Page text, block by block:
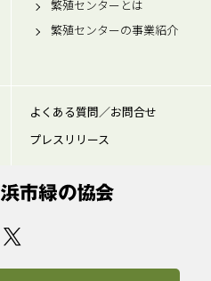
繁殖センターとは
繁殖センターの事業紹介
よくある質問／お問合せ
プレスリリース